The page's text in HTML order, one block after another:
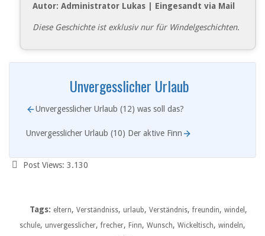
Autor: Administrator Lukas | Eingesandt via Mail
Diese Geschichte ist exklusiv nur für Windelgeschichten.
Unvergesslicher Urlaub
Unvergesslicher Urlaub (12) was soll das?
Unvergesslicher Urlaub (10) Der aktive Finn
Post Views: 3.130
Tags: eltern, Verständniss, urlaub, Verständnis,freundin, windel ,
schule, unvergesslicher,frecher, Finn, Wunsch, Wickeltisch, windeln,